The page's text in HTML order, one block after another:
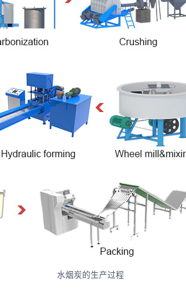
水烟炭的生产过程